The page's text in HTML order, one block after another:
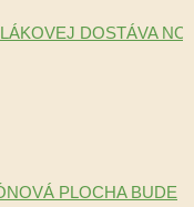
DOSTÁVA
PLOCHA BUDE